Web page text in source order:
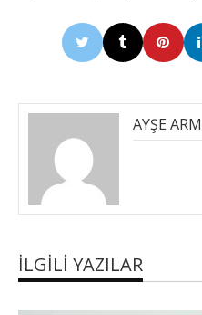
AYŞE
İLGILI YAZILAR